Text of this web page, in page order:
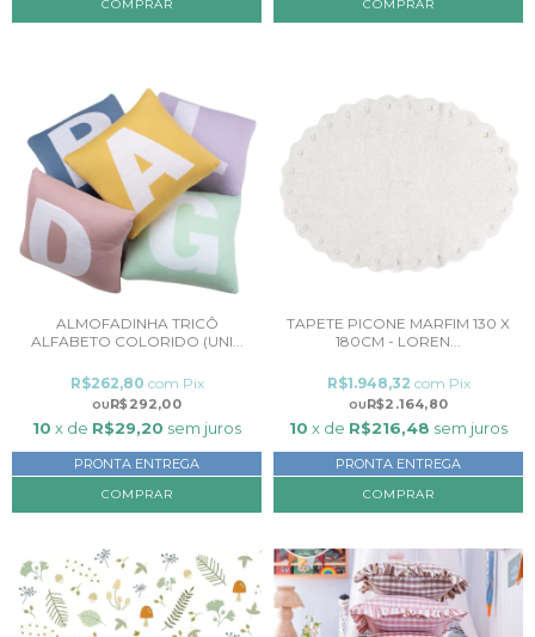
COMPRAR COMPRAR
ALMOFADINHA TRICÔ
ALFABETO COLORIDO (UNI...
R$292,00
R$262,80 com Pix
10 x de R$29,20 sem juros
PRONTA ENTREGA
COMPRAR
TAPETE PICONE MARFIM 130 X
180CM - LOREN...
R$2.164,80
R$1.948,32 com Pix
10 x de R$216,48 sem juros
PRONTA ENTREGA